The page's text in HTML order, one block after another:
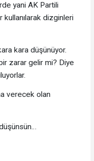
yani AK Partili
dizginleri
kara düşünüyor.
zarar gelir mi? Diye
verecek olan